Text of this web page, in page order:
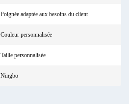
Poignée adaptée aux besoins du client
Couleur personnalisée
Taille personnalisée
Ningbo